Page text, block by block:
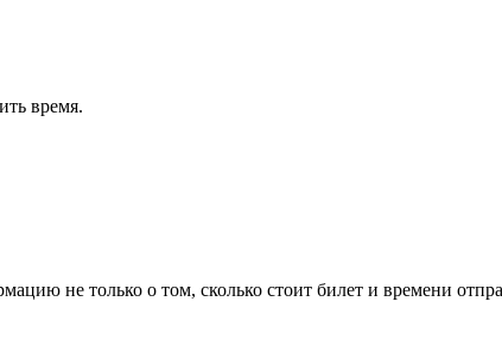
время.
не только о том, сколько стоит билет и времени